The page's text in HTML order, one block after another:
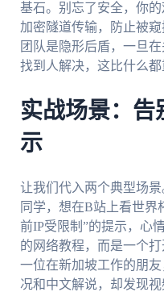
基石。别忘了安全，你
加密隧道传输，防止被
团队是隐形后盾，一旦
找到人解决，这比什么都
实战场景：告
示
让我们代入两个典型场
同学，想在B站上看世界
前IP受限制”的提示，心
的网络教程，而是一个
一位在新加坡工作的朋
况和中文解说，却发现